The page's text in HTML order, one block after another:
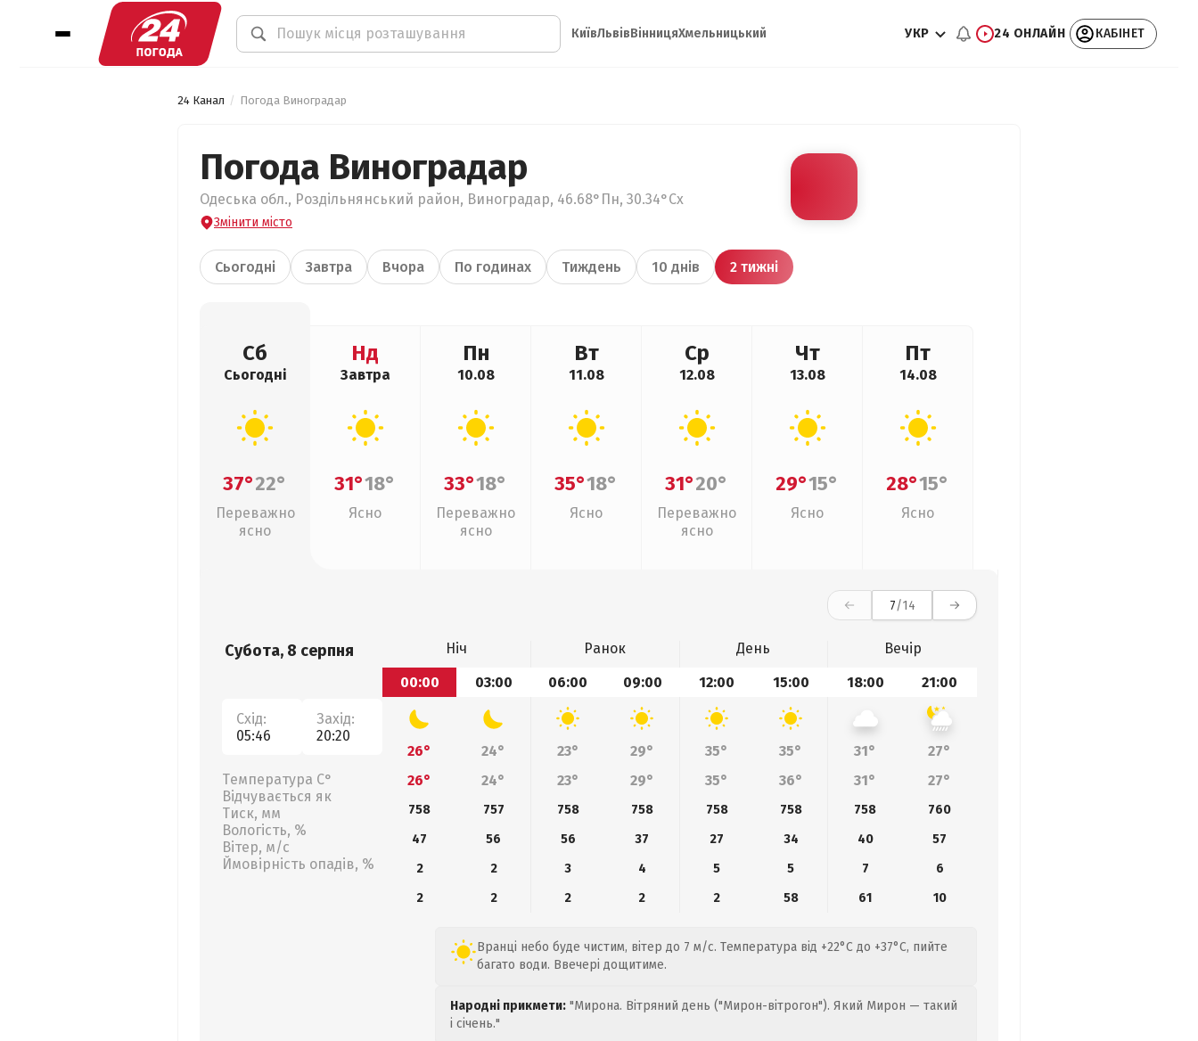
КиївЛьвівВінницяХмельницький УКР 24 ОНЛАЙН КАБІНЕТ
24 Канал Погода Виноградар
Погода Виноградар
Одеська обл., Роздільнянський район, Виноградар, 46.68°Пн, 30.34°Сх
Змінити місто
Сьогодні Завтра Вчора По годинах Тиждень 10 днів 2 тижні
Сб
Сьогодні
37°22°
Переважно
ясно
Нд
Завтра
31°18°
Ясно
Пн
10.08
33°18°
Переважно
ясно
Вт
11.08
35°18°
Ясно
Ср
12.08
31°20°
Переважно
ясно
Чт
13.08
29°15°
Ясно
Пт
14.08
28°15°
Ясно
7/14
Субота, 8 серпня
Схід:
05:46
Захід:
20:20
Температура С°
Відчувається як
Тиск, мм
Вологість, %
Вітер, м/с
Ймовірність опадів, %
Ніч Ранок День
Вечір
00:00
03:00 06:00 09:00 12:00 15:00 18:00 21:00
26° 24° 23° 29° 35° 35° 31°
27°
26°
24° 23° 29° 35° 36° 31° 27°
758 757 758 758 758 758 758
760
47
56 56 37 27 34 40
57
2
2 3 4 5 5 7
6
2
2 2 2 2 58 61 10
Вранці небо буде чистим, вітер до 7 м/с. Температура від +22°C до +37°C, пийте
багато води. Ввечері дощитиме.
Народні прикмети: "Мирона. Вітряний день ("Мирон-вітрогон"). Який Мирон — такий
і січень."